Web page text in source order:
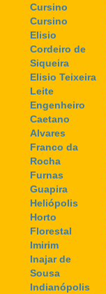
Cursino
Cursino
Elisio
Cordeiro de
Siqueira
Elisio Teixeira
Leite
Engenheiro
Caetano
Alvares
Franco da
Rocha
Furnas
Guapira
Heliópolis
Horto
Florestal
Imirim
Inajar de
Sousa
Indianópolis